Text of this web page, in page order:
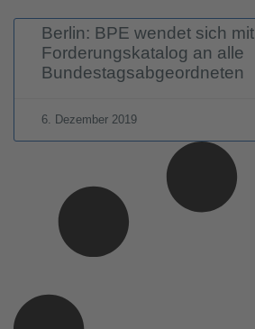
Berlin: BPE wendet sich mit
Forderungskatalog an alle
Bundestagsabgeordneten
6. Dezember 2019